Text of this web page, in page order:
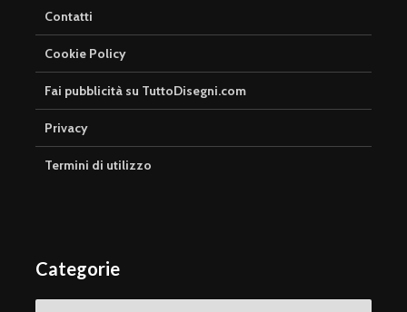
Contatti
Cookie Policy
Fai pubblicità su TuttoDisegni.com
Privacy
Termini di utilizzo
Categorie